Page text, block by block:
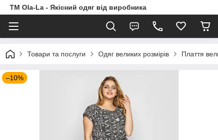
TM Ola-La - Якісний одяг від виробника
Товари та послуги Одяг великих розмірів Плаття
–10%